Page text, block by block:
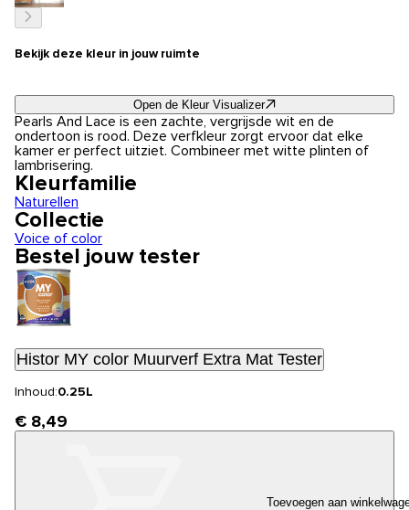
Bekijk deze kleur in jouw ruimte
Open de Kleur Visualizer
Pearls And Lace is een zachte, vergrijsde wit en de
ondertoon is rood. Deze verfkleur zorgt ervoor dat elke
kamer er perfect uitziet. Combineer met witte plinten of
lambrisering.
Kleurfamilie
Naturellen
Collectie
Voice of color
Bestel jouw tester
Histor MY color Muurverf Extra Mat Tester
Inhoud:0.25L
€ 8,49
Toevoegen aan